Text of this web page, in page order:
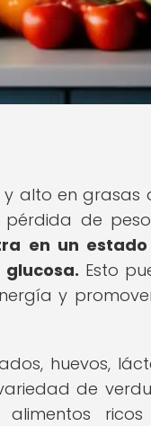
alto en grasas
de
en un
Esto
y
huevos,
de